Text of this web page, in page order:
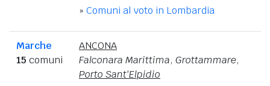
» Comuni al voto in Lombardia
Marche
15 comuni
ANCONA
Falconara Marittima, Grottammare,
Porto Sant'Elpidio